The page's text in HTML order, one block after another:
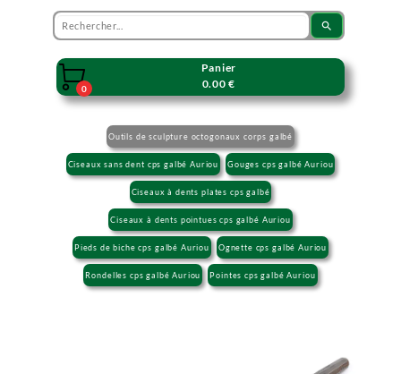
search

0
Panier
0.00 €
Outils de sculpture octogonaux corps galbé
Ciseaux sans dent cps galbé Auriou Gouges cps galbé Auriou
Ciseaux à dents plates cps galbé
Ciseaux à dents pointues cps galbé Auriou
Pieds de biche cps galbé Auriou Ognette cps galbé Auriou
Rondelles cps galbé Auriou Pointes cps galbé Auriou